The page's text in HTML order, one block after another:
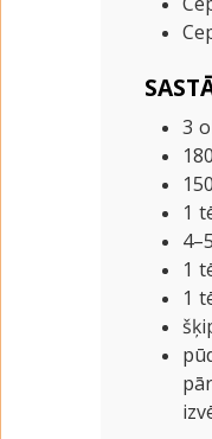
3
180
150
1
4–5
1
1